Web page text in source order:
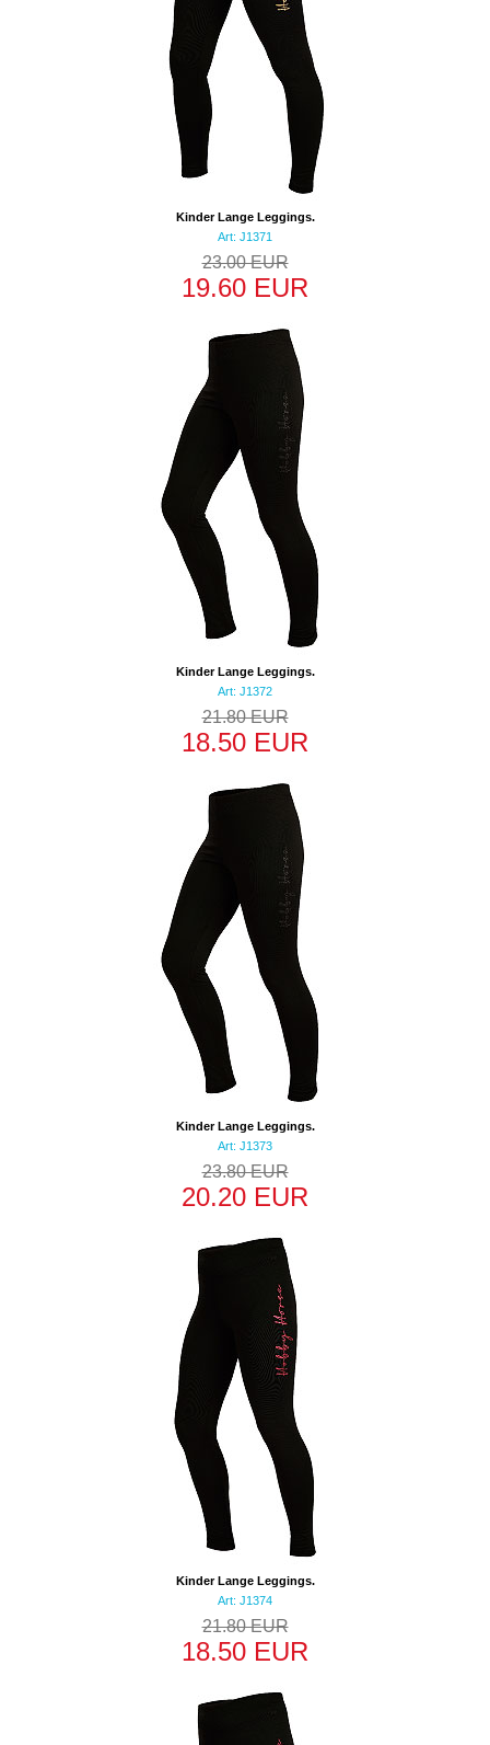
Kinder Lange Leggings.
Art: J1371
23.00 EUR
19.60 EUR
Kinder Lange Leggings.
Art: J1372
21.80 EUR
18.50 EUR
Kinder Lange Leggings.
Art: J1373
23.80 EUR
20.20 EUR
Kinder Lange Leggings.
Art: J1374
21.80 EUR
18.50 EUR